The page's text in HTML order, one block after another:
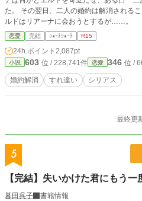
た。 その翌日、二人の婚約は解消される
ルドはリアーナに会おうとするが……。
恋愛 完結 ｼｮｰﾄｼｮｰﾄ R15
24h.ポイント 2,087pt
小説 603 位 / 228,741件 恋愛 346 位 /
婚約解消 すれ違い シリアス
最終更
5
【完結】失いかけた君にもう一
暮田呉子
書籍情報